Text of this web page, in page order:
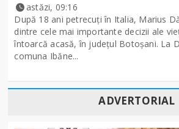
astăzi, 09:16
După 18 ani petrecuți în Italia, Marius
dintre cele mai importante decizii ale
întoarcă acasă, în județul Botoșani. La
comuna Ibăne...
ADVERTORIAL